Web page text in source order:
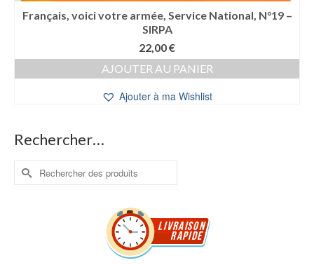
Français, voici votre armée, Service National, N°19 –
SIRPA
22,00€
AJOUTER AU PANIER
Ajouter à ma Wishlist
Rechercher…
Rechercher :